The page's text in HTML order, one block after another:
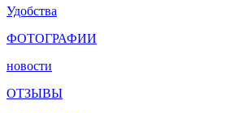
Удобства
ФОТОГРАФИИ
новости
ОТЗЫВЫ